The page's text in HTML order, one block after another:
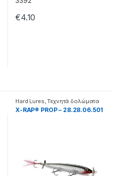
€4.10
Hard Lures ,Τεχνητά δολώματα
X-RAP® PROP – 28.28.06.501